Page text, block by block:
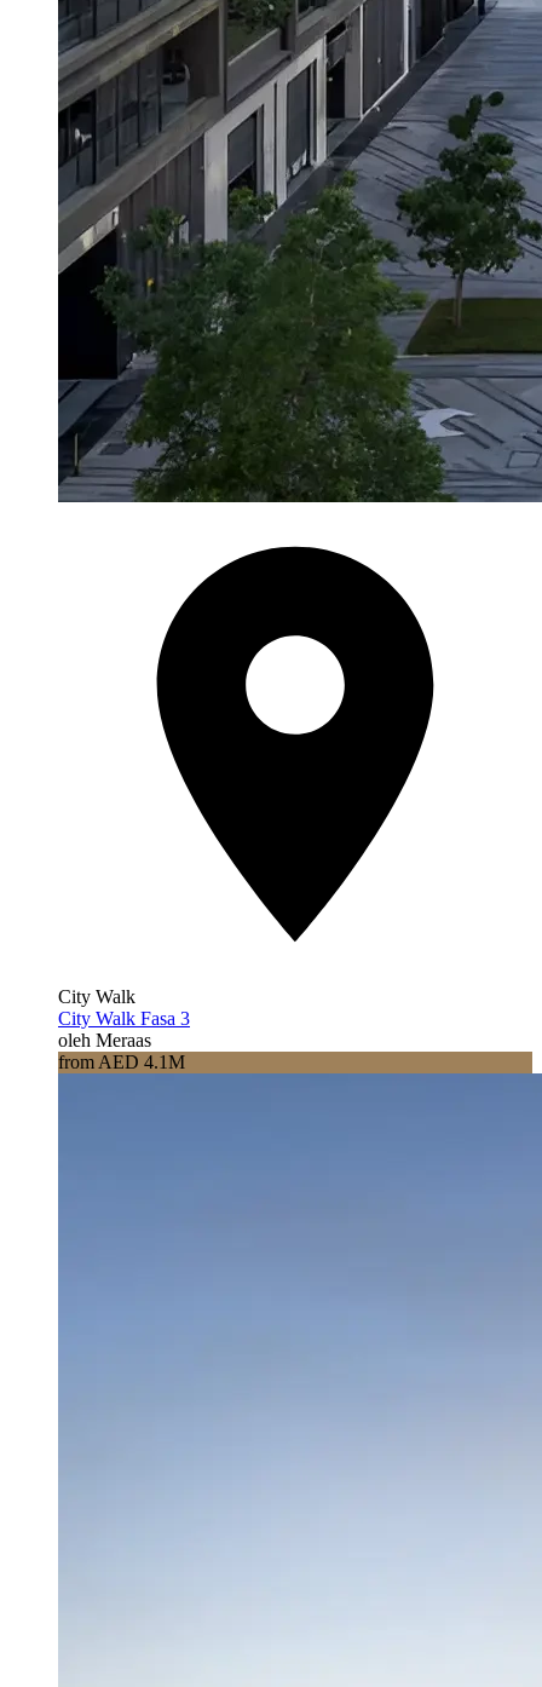
City Walk
City Walk Fasa 3
oleh Meraas
from AED 4.1M